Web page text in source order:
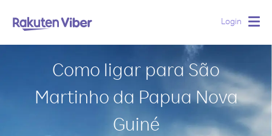
Login
Como ligar para São
Martinho da Papua Nova
Guiné